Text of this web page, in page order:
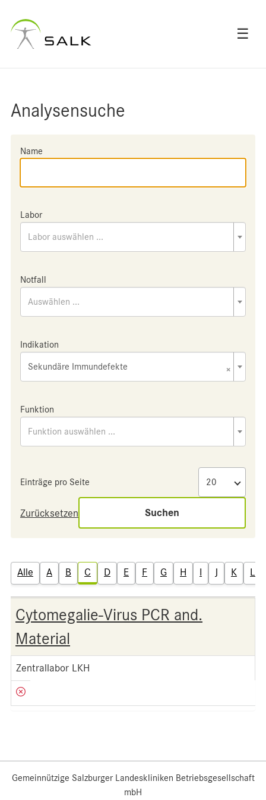
☰
Analysensuche
Name
Labor
Labor auswählen ...
Notfall
Auswählen ...
Indikation
×
Sekundäre Immundefekte
Funktion
Funktion auswählen ...
Einträge pro Seite
Zurücksetzen Suchen
Alle A B C D E F G H I J K L
Cytomegalie-Virus PCR and.
Material
Zentrallabor LKH
Gemeinnützige Salzburger Landeskliniken Betriebsgesellschaft
mbH